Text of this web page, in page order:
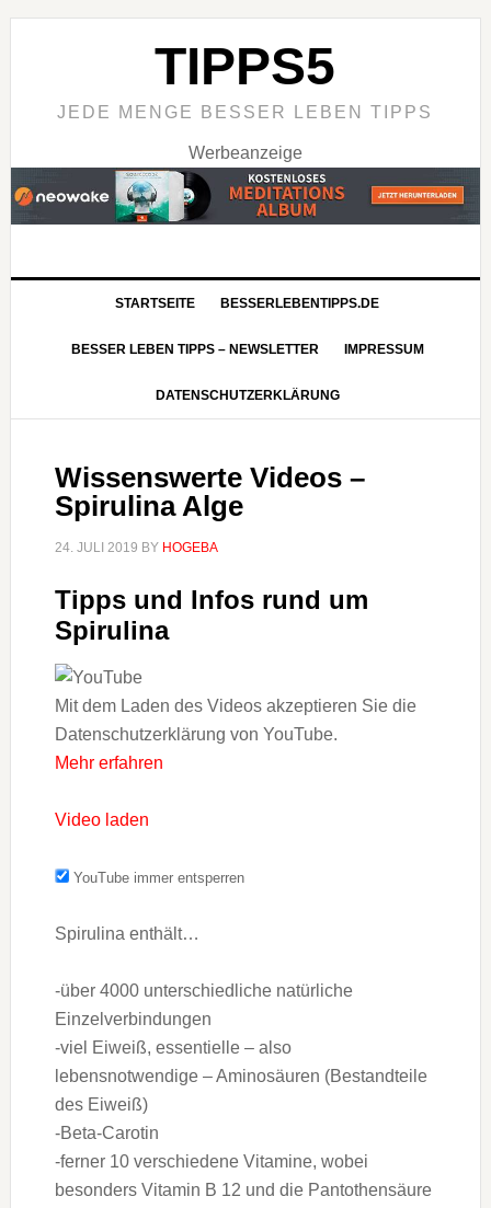
TIPPS5
JEDE MENGE BESSER LEBEN TIPPS
Werbeanzeige
STARTSEITE BESSERLEBENTIPPS.DE
BESSER LEBEN TIPPS – NEWSLETTER IMPRESSUM
DATENSCHUTZERKLÄRUNG
Wissenswerte Videos –
Spirulina Alge
24. JULI 2019 BY HOGEBA
Tipps und Infos rund um
Spirulina
Mit dem Laden des Videos akzeptieren Sie die
Datenschutzerklärung von YouTube.
Mehr erfahren
Video laden
YouTube immer entsperren
Spirulina enthält…
-über 4000 unterschiedliche natürliche
Einzelverbindungen
-viel Eiweiß, essentielle – also
lebensnotwendige – Aminosäuren (Bestandteile
des Eiweiß)
-Beta-Carotin
-ferner 10 verschiedene Vitamine, wobei
besonders Vitamin B 12 und die Pantothensäure